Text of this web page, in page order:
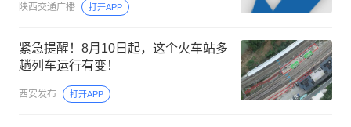
陕西交通广播 打开APP
紧急提醒！8月10日起，这个火车站多
趟列车运行有变！
西安发布 打开APP